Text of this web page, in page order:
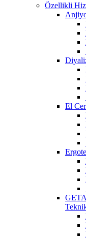
Özellikli
El